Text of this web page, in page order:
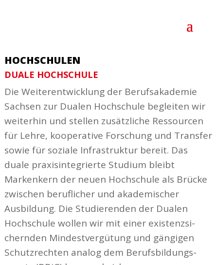
HOCHSCHULEN
DUALE HOCH­SCHULE
Die Weiter­ent­wicklung der Berufs­aka­demie
Sachsen zur Dualen Hoch­schule begleiten wir
weiterhin und stellen zusätz­liche Ressourcen
für Lehre, koope­rative Forschung und Transfer
sowie für soziale Infra­struktur bereit. Das
duale praxis­in­te­grierte Studium bleibt
Markenkern der neuen Hoch­schule als Brücke
zwischen beruf­licher und akade­mi­scher
Ausbildung. Die Studie­renden der Dualen
Hoch­schule wollen wir mit einer exis­tenz­si­
chernden Mindest­ver­gütung und gängigen
Schutz­rechten analog dem Berufs­bil­dungs­